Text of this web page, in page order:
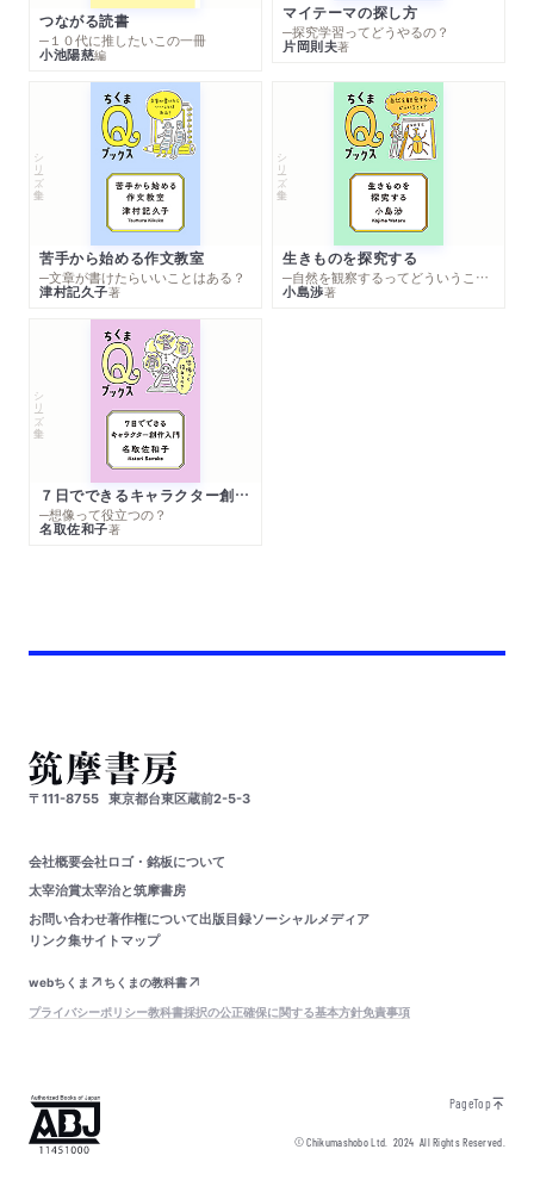
つながる読書
─１０代に推したいこの一冊
小池陽慈編
マイテーマの探し方
─探究学習ってどうやるの？
片岡則夫著
シリーズ・全集
苦手から始める作文教室
─文章が書けたらいいことはある？
津村記久子著
シリーズ・全集
生きものを探究する
─自然を観察するってどういうこと？
小島渉著
シリーズ・全集
７日でできるキャラクター創作入門
─想像って役立つの？
名取佐和子著
〒111-8755 東京都台東区蔵前2-5-3
会社概要会社ロゴ・銘板について
太宰治賞太宰治と筑摩書房
お問い合わせ著作権について出版目録ソーシャルメディア
リンク集サイトマップ
webちくま
ちくまの教科書
プライバシーポリシー教科書採択の公正確保に関する基本方針免責事項
PageTop
© Chikumashobo Ltd.2024 All Rights Reserved.